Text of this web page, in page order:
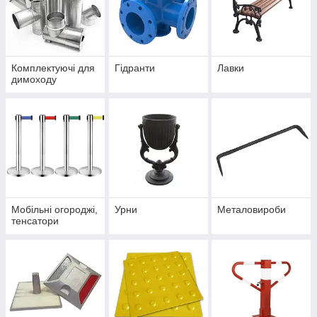
Комплектуючі для
димоходу
Гідранти Лавки
Мобільні огороджі,
тенсатори
Урни Металовироби